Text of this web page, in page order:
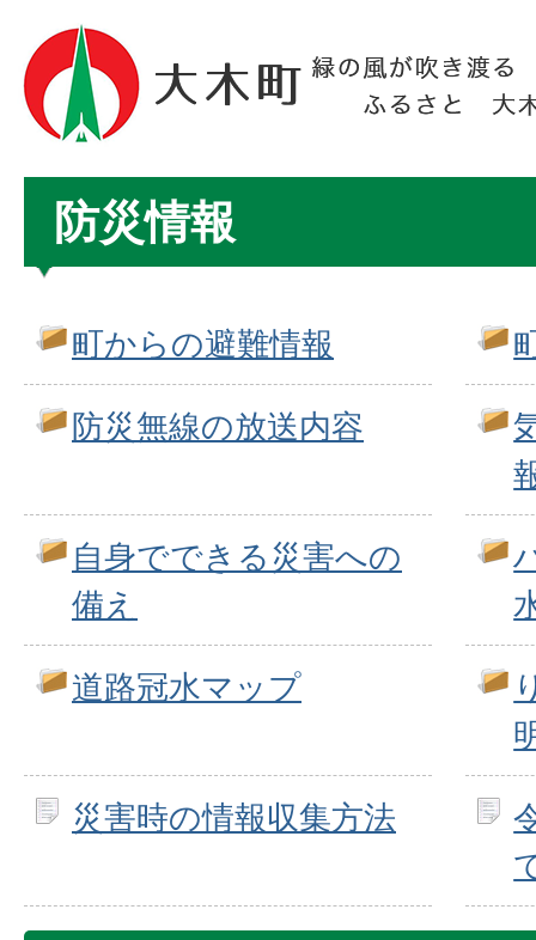
防災情報
町からの避難情報
防災無線の放送内容
自身でできる災害への
備え
道路冠水マップ
災害時の情報収集方法